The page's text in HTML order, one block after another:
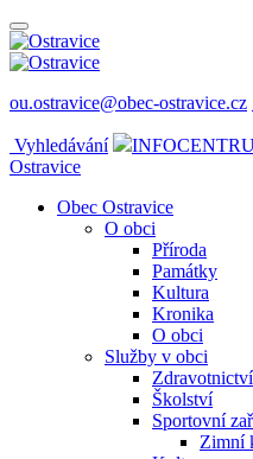
ou.ostravice@obec-ostravice.cz
Vyhledávání
Ostravice
Obec Ostravice
O obci
Příroda
Památky
Kultura
Kronika
O obci
Služby v obci
Zdravotnictví
Školství
Sportovní
Zimní